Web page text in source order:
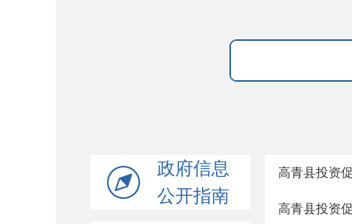
政府信息
公开指南
高青县投资
高青县投资